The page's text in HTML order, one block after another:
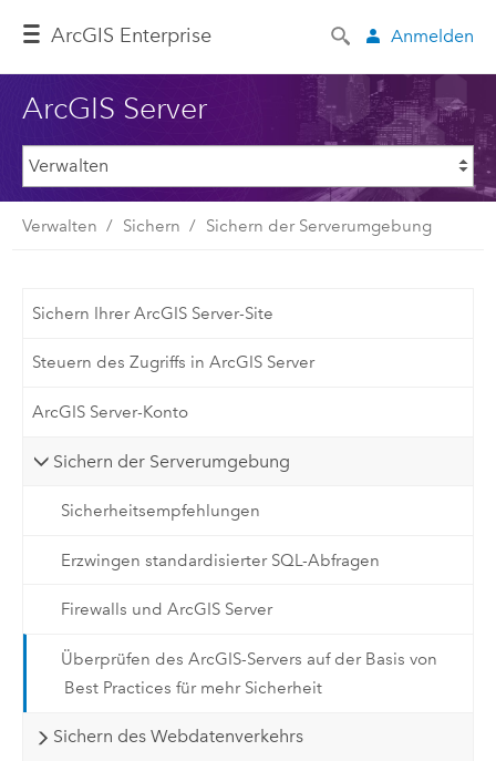
ArcGIS Enterprise Anmelden
ArcGIS Server
Verwalten Sichern Sichern der Serverumgebung
Sichern Ihrer ArcGIS Server-Site
Steuern des Zugriffs in ArcGIS Server
ArcGIS Server-Konto
Sichern der Serverumgebung
Sicherheitsempfehlungen
Erzwingen standardisierter SQL-Abfragen
Firewalls und ArcGIS Server
Überprüfen des ArcGIS-Servers auf der Basis von
Best Practices für mehr Sicherheit
Sichern des Webdatenverkehrs